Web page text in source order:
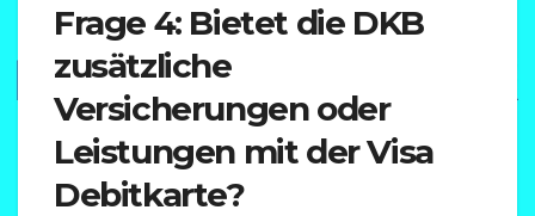
Frage 4: Bietet die DKB
zusätzliche
Versicherungen oder
Leistungen mit der Visa
Debitkarte?